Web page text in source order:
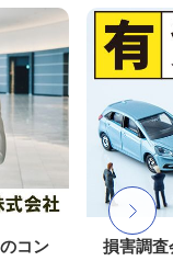
コン
損害調査